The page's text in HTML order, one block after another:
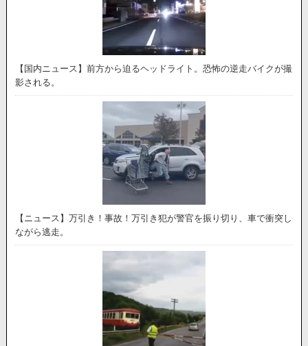
【国内ニュース】前方から迫るヘッドライト。恐怖の逆走バイクが撮
影される。
【ニュース】万引き！事故！万引き犯が警官を振り切り、車で衝突し
ながら逃走。